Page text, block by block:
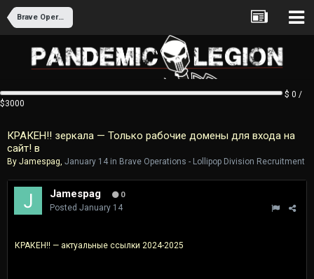
Brave Operations - Lollipop Division Recruitment
$ 0 /
$3000
КРАКЕН!! зеркала — Только рабочие домены для входа на
сайт! в
By Jamespag January 14 in Brave Operations - Lollipop Division Recruitment
Jamespag 0
Posted January 14
КРАКЕН!! — актуальные ссылки 2024-2025